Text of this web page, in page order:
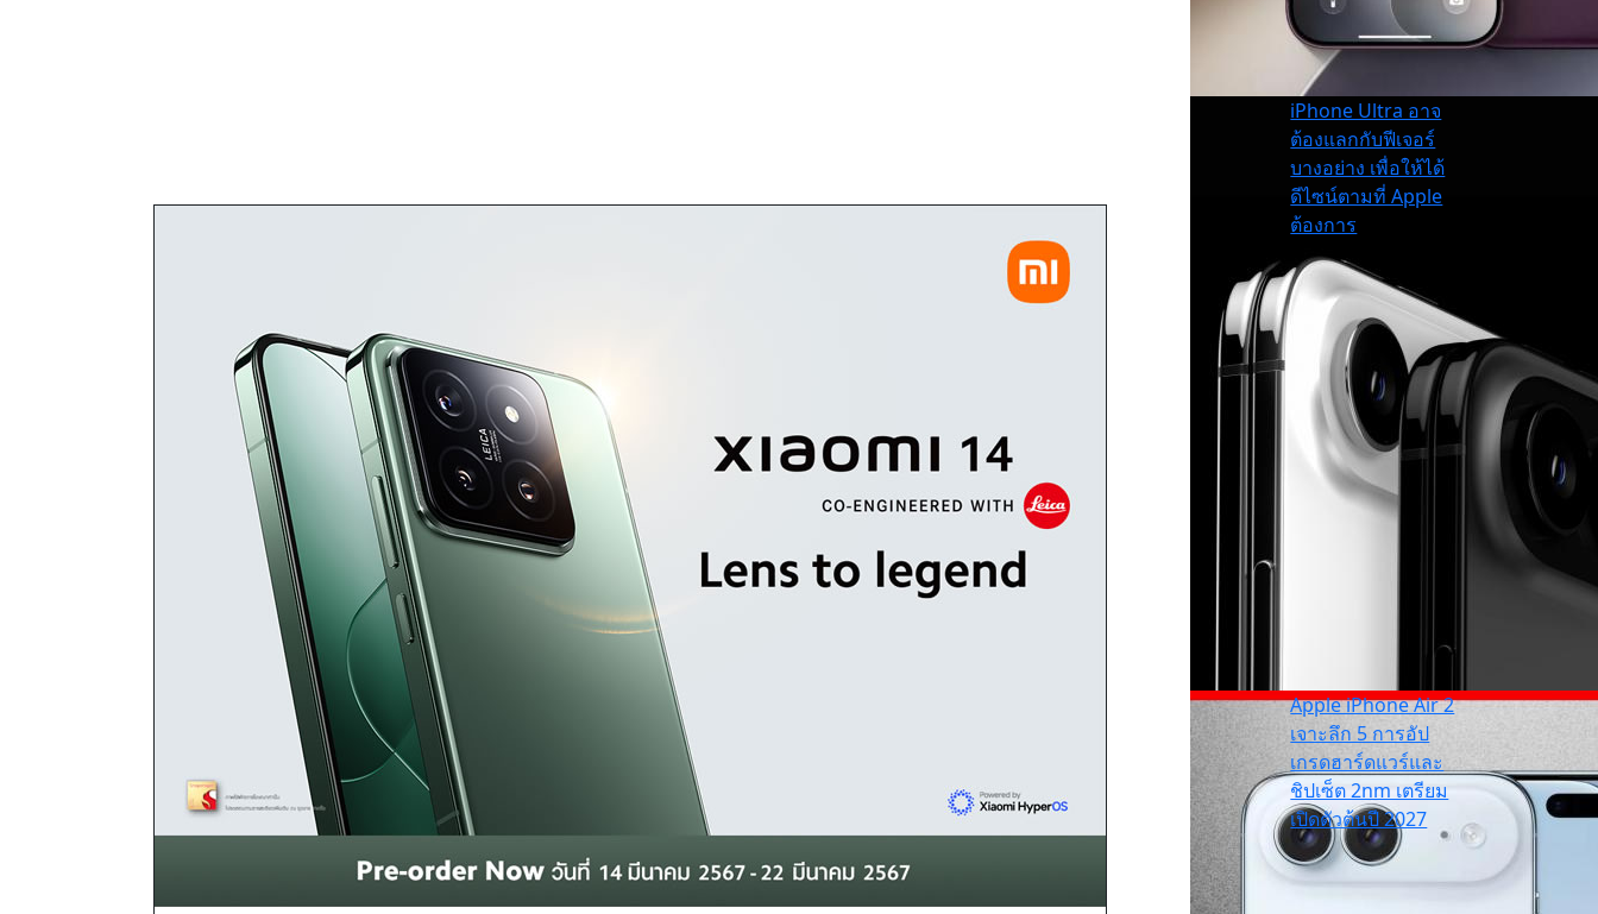
iPhone Ultra อาจ
ต้องแลกกับฟีเจอร์
บางอย่าง เพื่อให้ได้
ดีไซน์ตามที่ Apple
ต้องการ
Apple iPhone Air 2
เจาะลึก 5 การอัป
เกรดฮาร์ดแวร์และ
ชิปเซ็ต 2nm เตรียม
เปิดตัวต้นปี 2027